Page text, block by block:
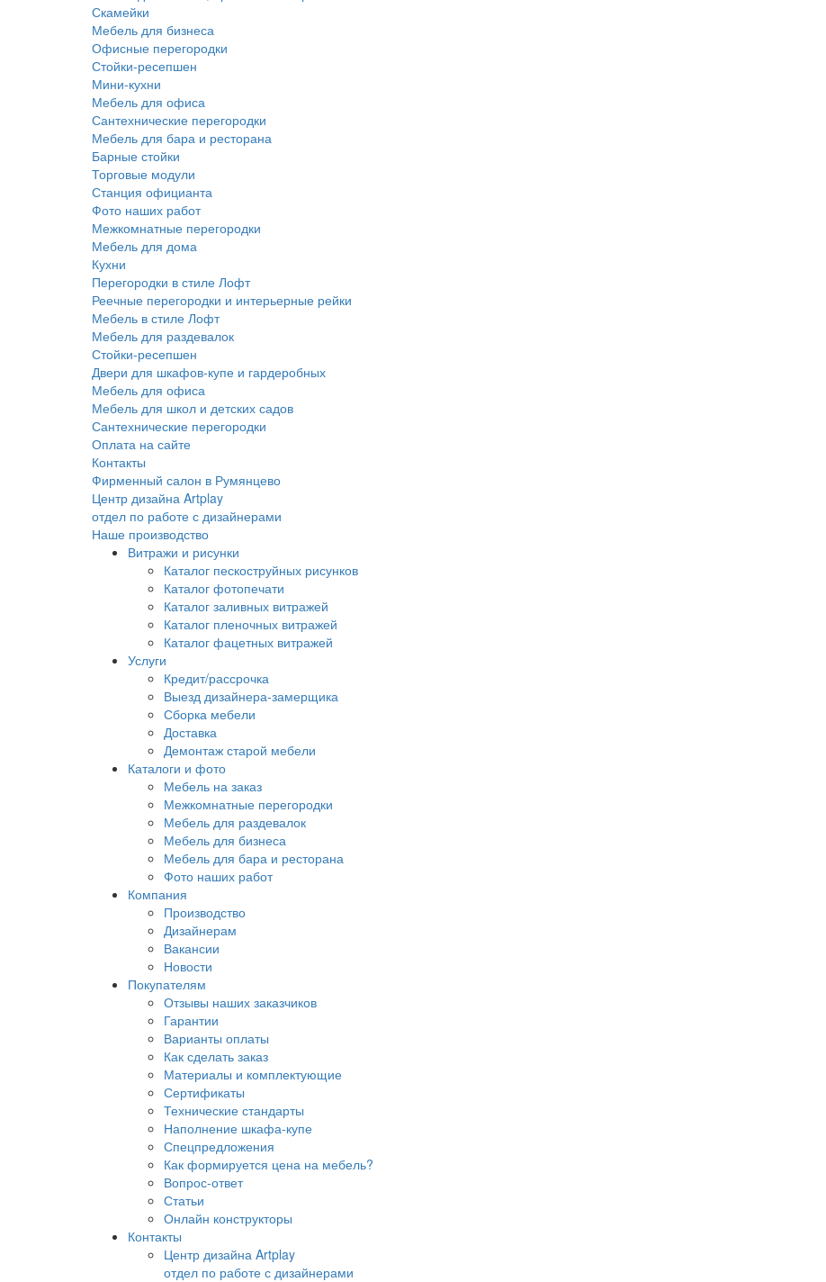
Скамейки
Мебель для бизнеса
Офисные перегородки
Стойки-ресепшен
Мини-кухни
Мебель для офиса
Сантехнические перегородки
Мебель для бара и ресторана
Барные стойки
Торговые модули
Станция официанта
Фото наших работ
Межкомнатные перегородки
Мебель для дома
Кухни
Перегородки в стиле Лофт
Реечные перегородки и интерьерные рейки
Мебель в стиле Лофт
Мебель для раздевалок
Стойки-ресепшен
Двери для шкафов-купе и гардеробных
Мебель для офиса
Мебель для школ и детских садов
Сантехнические перегородки
Оплата на сайте
Контакты
Фирменный салон в Румянцево
Центр дизайна Artplay
отдел по работе с дизайнерами
Наше производство
Витражи и рисунки
Каталог пескоструйных рисунков
Каталог фотопечати
Каталог заливных витражей
Каталог пленочных витражей
Каталог фацетных витражей
Услуги
Кредит/рассрочка
Выезд дизайнера-замерщика
Сборка мебели
Доставка
Демонтаж старой мебели
Каталоги и фото
Мебель на заказ
Межкомнатные перегородки
Мебель для раздевалок
Мебель для бизнеса
Мебель для бара и ресторана
Фото наших работ
Компания
Производство
Дизайнерам
Вакансии
Новости
Покупателям
Отзывы наших заказчиков
Гарантии
Варианты оплаты
Как сделать заказ
Материалы и комплектующие
Сертификаты
Технические стандарты
Наполнение шкафа-купе
Спецпредложения
Как формируется цена на мебель?
Вопрос-ответ
Статьи
Онлайн конструкторы
Контакты
Центр дизайна Artplay
отдел по работе с дизайнерами